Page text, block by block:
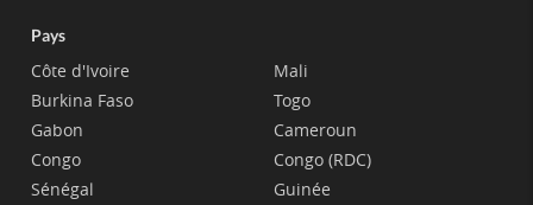
Pays
Côte d'Ivoire
Burkina Faso
Gabon
Congo
Sénégal
Mali
Togo
Cameroun
Congo (RDC)
Guinée